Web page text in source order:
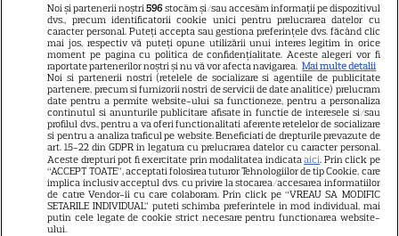
singurătate”
14
VEDETE STRĂINE
Sean Astin din „Stăpânul
Inelelor” a fost nevoit să își
vândă casa din cauza
salariului mic: Câți bani a
primit de fapt
VEDETE STRĂINE
Noi și partenerii noștri596 stocăm și/sau accesăm informații pe dispozitivul
dvs., precum identificatorii cookie unici pentru prelucrarea datelor cu
caracter personal. Puteți accepta sau gestiona preferințele dvs. făcând clic
mai jos, respectiv vă puteți opune utilizării unui interes legitim în orice
moment pe pagina cu politica de confidențialitate. Aceste alegeri vor fi
raportate partenerilor noștri și nu vă vor afecta navigarea. Mai multe detalii
Noi si partenerii nostri (retelele de socializare si agentiile de publicitate
partenere, precum si furnizorii nostri de servicii de date analitice) prelucram
date pentru a permite website-ului sa functioneze, pentru a personaliza
continutul si anunturile publicitare afisate in functie de interesele si/sau
profilul dvs., pentru a va oferi functionalitati aferente retelelor de socializare
si pentru a analiza traficul pe website. Beneficiati de drepturile prevazute de
art. 15-22 din GDPR in legatura cu prelucrarea datelor cu caracter personal.
Aceste drepturi pot fi exercitate prin modalitatea indicataaici. Prin click pe
“ACCEPT TOATE”, acceptati folosirea tuturor Tehnologiilor de tip Cookie, care
implica inclusiv acceptul dvs. cu privire la stocarea/accesarea informatiilor
de catre Vendor-ii cu care colaboram. Prin click pe “VREAU SA MODIFIC
SETARILE INDIVIDUAL” puteti schimba preferintele in mod individual, mai
putin cele legate de cookie strict necesare pentru functionarea website-
ului.